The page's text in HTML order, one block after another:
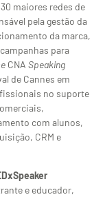
maiores redes de
pela gestão da
da marca,
para
CNA Speaking
de Cannes em
no suporte
com alunos,
CRM e
e educador,